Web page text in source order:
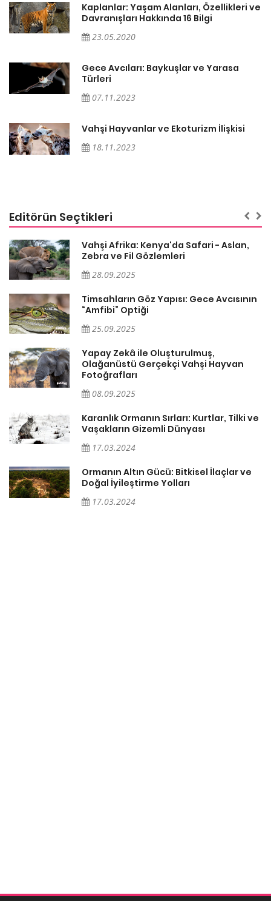
Kaplanlar: Yaşam Alanları, Özellikleri ve
Davranışları Hakkında 16 Bilgi
23.05.2020
Gece Avcıları: Baykuşlar ve Yarasa
Türleri
07.11.2023
Vahşi Hayvanlar ve Ekoturizm İlişkisi
18.11.2023
Editörün Seçtikleri
Vahşi Afrika: Kenya'da Safari - Aslan,
Zebra ve Fil Gözlemleri
28.09.2025
Timsahların Göz Yapısı: Gece Avcısının
“Amfibi” Optiği
25.09.2025
Yapay Zekâ ile Oluşturulmuş,
Olağanüstü Gerçekçi Vahşi Hayvan
Fotoğrafları
08.09.2025
Karanlık Ormanın Sırları: Kurtlar, Tilki ve
Vaşakların Gizemli Dünyası
17.03.2024
Ormanın Altın Gücü: Bitkisel İlaçlar ve
Doğal İyileştirme Yolları
17.03.2024